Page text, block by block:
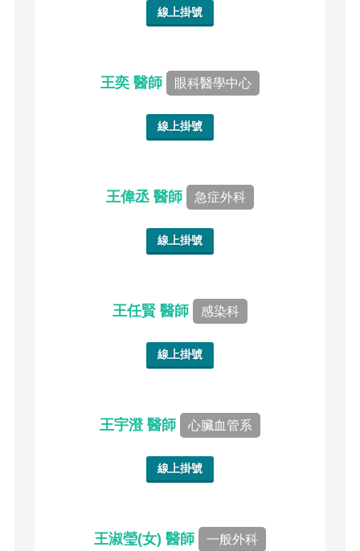
線上掛號
王奕 醫師 眼科醫學中心
線上掛號
王偉丞 醫師 急症外科
線上掛號
王任賢 醫師 感染科
線上掛號
王宇澄 醫師 心臟血管系
線上掛號
王淑瑩(女) 醫師 一般外科